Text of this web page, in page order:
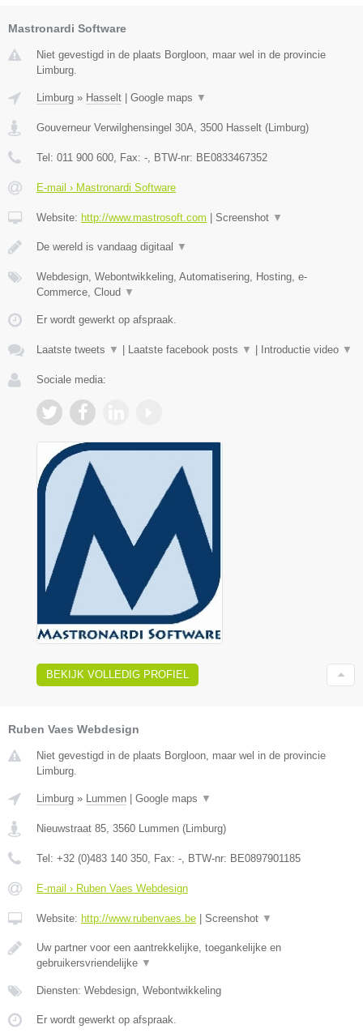
Mastronardi Software
Niet gevestigd in de plaats Borgloon, maar wel in de provincie
Limburg.
Limburg » Hasselt Google maps ▼
Gouverneur Verwilghensingel 30A, 3500 Hasselt (Limburg)
Tel: 011 900 600, Fax: -, BTW-nr: BE0833467352
E-mail › Mastronardi Software
Website: http://www.mastrosoft.com Screenshot ▼
De wereld is vandaag digitaal ▼
Webdesign, Webontwikkeling, Automatisering, Hosting, e-
Commerce, Cloud ▼
Er wordt gewerkt op afspraak.
Laatste tweets ▼ Laatste facebook posts ▼ Introductie video ▼
Sociale media:
BEKIJK VOLLEDIG PROFIEL
Ruben Vaes Webdesign
Niet gevestigd in de plaats Borgloon, maar wel in de provincie
Limburg.
Limburg » Lummen Google maps ▼
Nieuwstraat 85, 3560 Lummen (Limburg)
Tel: +32 (0)483 140 350, Fax: -, BTW-nr: BE0897901185
E-mail › Ruben Vaes Webdesign
Website: http://www.rubenvaes.be Screenshot ▼
Uw partner voor een aantrekkelijke, toegankelijke en
gebruikersvriendelijke ▼
Diensten: Webdesign, Webontwikkeling
Er wordt gewerkt op afspraak.